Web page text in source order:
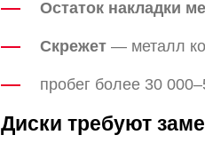
Остаток накладки
Скрежет — металл
пробег более 30
Диски требуют